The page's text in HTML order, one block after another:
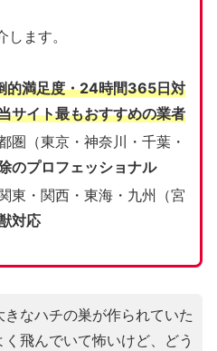
ます。
的満足度・24時間365日対
サイト最もおすすめの業者
圏（東京・神奈川・千葉・
のプロフェッショナル
関東・関西・東海・九州（宮
対応
きなハチの巣が作られていた
飛んでいて怖いけど、どう